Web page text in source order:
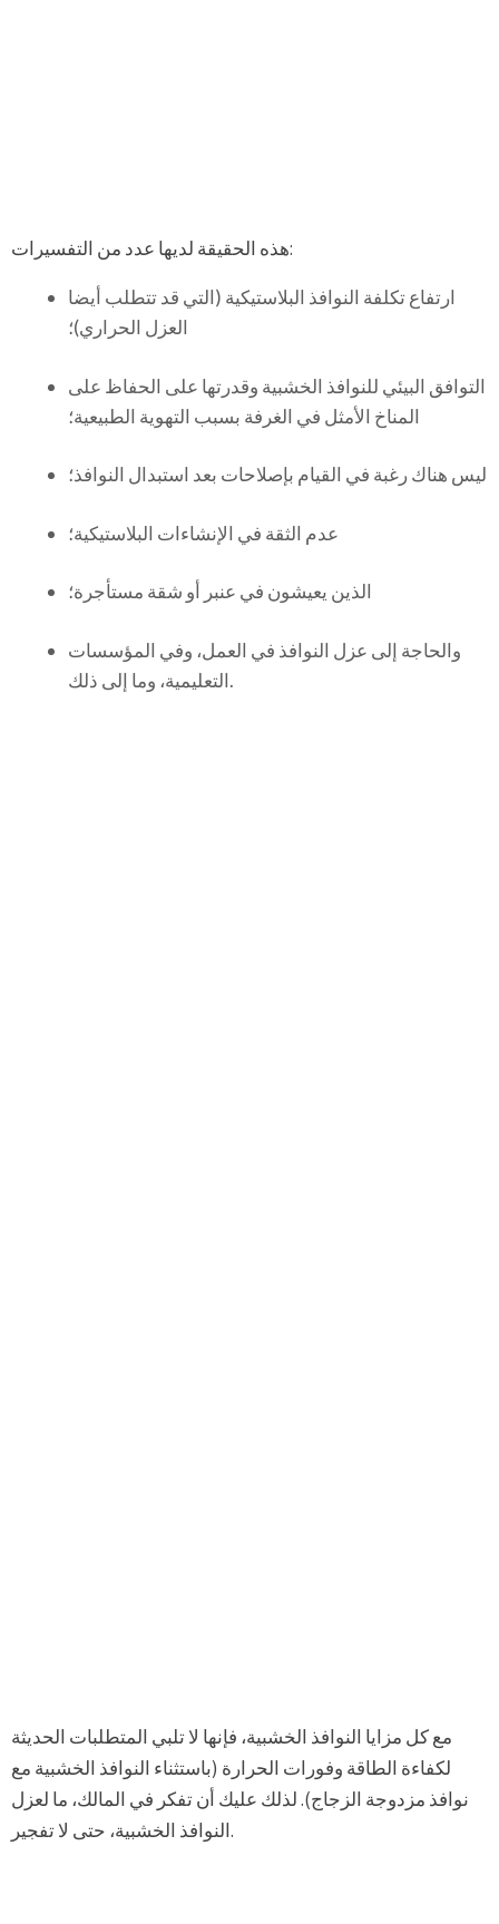
هذه الحقيقة لديها عدد من التفسيرات:
ارتفاع تكلفة النوافذ البلاستيكية (التي قد تتطلب أيضا
العزل الحراري)؛
التوافق البيئي للنوافذ الخشبية وقدرتها على الحفاظ على
المناخ الأمثل في الغرفة بسبب التهوية الطبيعية؛
ليس هناك رغبة في القيام بإصلاحات بعد استبدال النوافذ؛
عدم الثقة في الإنشاءات البلاستيكية؛
الذين يعيشون في عنبر أو شقة مستأجرة؛
والحاجة إلى عزل النوافذ في العمل، وفي المؤسسات
التعليمية، وما إلى ذلك.
مع كل مزايا النوافذ الخشبية، فإنها لا تلبي المتطلبات الحديثة
لكفاءة الطاقة وفورات الحرارة (باستثناء النوافذ الخشبية مع
نوافذ مزدوجة الزجاج). لذلك عليك أن تفكر في المالك، ما لعزل
النوافذ الخشبية، حتى لا تفجير.